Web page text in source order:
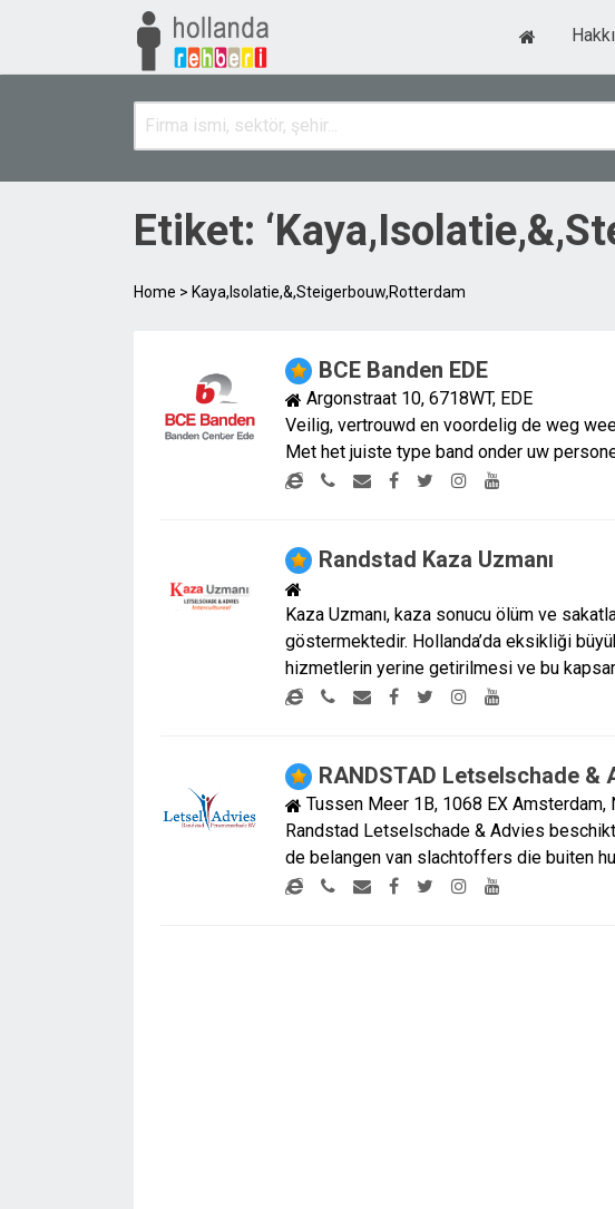
Etiket:
Home > Kaya,Isolatie,&,Steigerbouw,Rotterdam
BCE Banden EDE
Argonstraat 10, 6718WT, EDE
Veilig, vertrouwd en voordelig de weg
Met het juiste type band onder uw
Randstad Kaza Uzmanı
Kaza Uzmanı, kaza sonucu ölüm ve
göstermektedir. Hollanda’da eksikliği
hizmetlerin yerine getirilmesi ve bu
RANDSTAD Letselschade &
Tussen Meer 1B, 1068 EX Amsterdam,
Randstad Letselschade & Advies
de belangen van slachtoffers die buiten